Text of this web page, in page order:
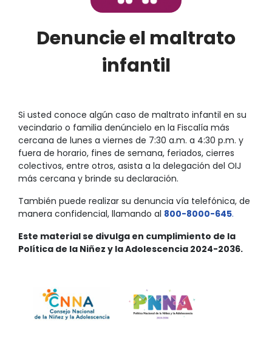
Denuncie el maltrato
infantil
Si usted conoce algún caso de maltrato infantil en su
vecindario o familia denúncielo en la Fiscalía más
cercana de lunes a viernes de 7:30 a.m. a 4:30 p.m. y
fuera de horario, fines de semana, feriados, cierres
colectivos, entre otros, asista a la delegación del OIJ
más cercana y brinde su declaración.
También puede realizar su denuncia vía telefónica, de
manera confidencial, llamando al 800-8000-645.
Este material se divulga en cumplimiento de la
Política de la Niñez y la Adolescencia 2024-2036.